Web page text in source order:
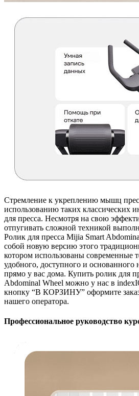
Стремление к укреплению мышц
использованию таких классических
для пресса. Несмотря на свою
отпугивать сложной техникой
Ролик для пресса Mijia Smart
собой новую версию этого
котором использованы современные
удобного, доступного и
прямо у вас дома. Купить ролик для
Abdominal Wheel можно у нас в
кнопку “В КОРЗИНУ” оформите
нашего оператора.
Профессиональное руководство